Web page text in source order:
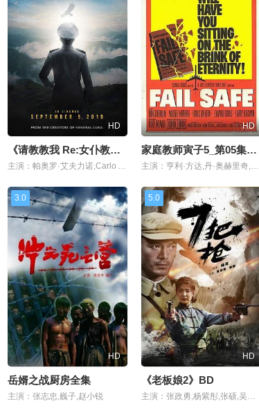
HD
《请教教我 Re:女仆教育》1080P
主演：帕奥罗·艾夫力诺,Carlo Aquino,Arron Villaflor,蒙·康菲多,杰弗里·奎松,奥文·安森,格温·萨莫拉,Che Ramos,Rafael Siguion-Reyna,Benjamin Alves,Arthur Acu?a,Jojit Lorenzo,Tomas Sa
HD
家庭教师寅子5_第05集新版
主演：亨利·方达,丹·奥赫里奇,沃尔特·马修,弗兰克·奥弗顿,拉里·哈格曼
3.0
HD
岳婿之战厨房全集
主演：张志忠,巍子,赵小锐
5.0
HD
《老板娘2》BD
主演：张政勇,杨紫彤,张硕,吴克坚,冉唯群,颜冠英,李佳潼,朱梦天,李昊翰